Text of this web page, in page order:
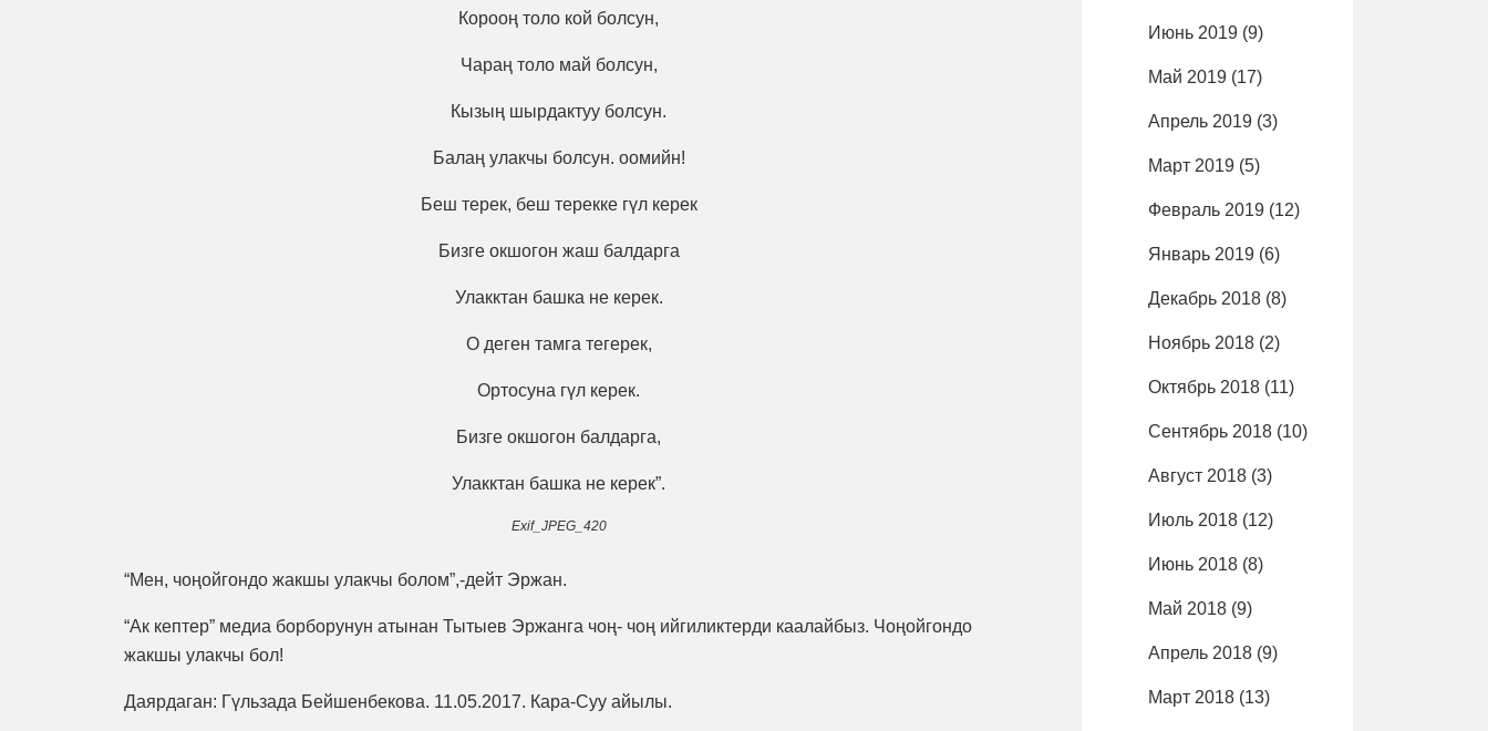
Корооң толо кой болсун,
Чараң толо май болсун,
Кызың шырдактуу болсун.
Балаң улакчы болсун. оомийн!
Беш терек, беш терекке гүл керек
Бизге окшогон жаш балдарга
Улакктан башка не керек.
О деген тамга тегерек,
Ортосуна гүл керек.
Бизге окшогон балдарга,
Улакктан башка не керек”.
Exif_JPEG_420
“Мен, чоңойгондо жакшы улакчы болом”,-дейт Эржан.
“Ак кептер” медиа борборунун атынан Тытыев Эржанга чоң- чоң ийгиликтерди каалайбыз. Чоңойгондо
жакшы улакчы бол!
Даярдаган: Гүльзада Бейшенбекова. 11.05.2017. Кара-Суу айылы.
Июнь 2019 (9)
Май 2019 (17)
Апрель 2019 (3)
Март 2019 (5)
Февраль 2019 (12)
Январь 2019 (6)
Декабрь 2018 (8)
Ноябрь 2018 (2)
Октябрь 2018 (11)
Сентябрь 2018 (10)
Август 2018 (3)
Июль 2018 (12)
Июнь 2018 (8)
Май 2018 (9)
Апрель 2018 (9)
Март 2018 (13)